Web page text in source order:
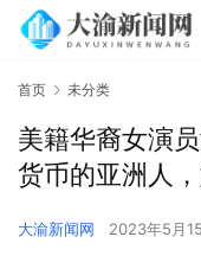
首页 未分类
美籍华裔女演
货币的亚洲人
大渝新闻网 2023年5月